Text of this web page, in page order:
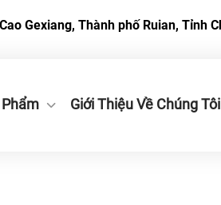
Gexiang, Thành phố Ruian, Tỉnh
Giới Thiệu Về Chúng Tôi